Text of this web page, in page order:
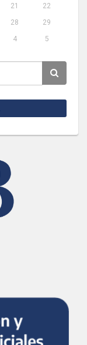
21
22
28
29
4 5